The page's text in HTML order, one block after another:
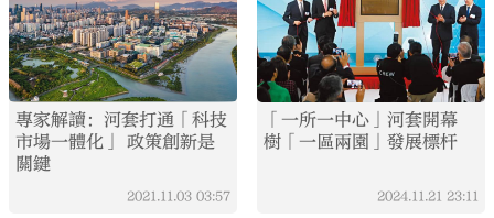
專家解讀：河套打通「科技
市場一體化」 政策創新是
關鍵
2021.11.03 03:57
「一所一中心」河套開幕
樹「一區兩園」發展標杆
2024.11.21 23:11